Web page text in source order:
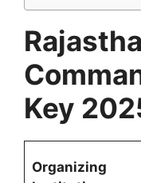
Key
Organizing